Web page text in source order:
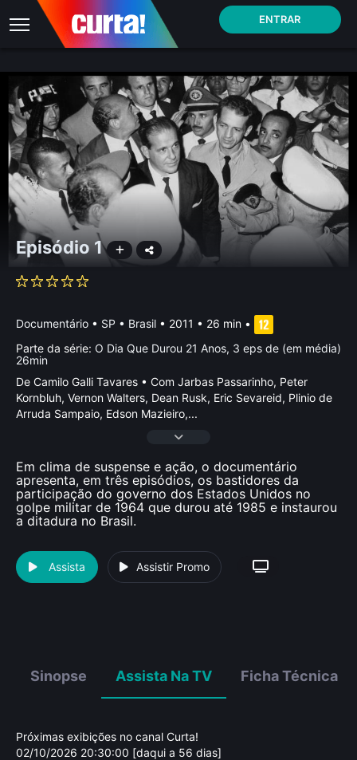
ENTRAR
Episódio 1
Documentário • SP • Brasil • 2011 • 26 min •
Parte da série: O Dia Que Durou 21 Anos, 3 eps de (em média)
26min
De Camilo Galli Tavares • Com Jarbas Passarinho, Peter
Kornbluh, Vernon Walters, Dean Rusk, Eric Sevareid, Plinio de
Arruda Sampaio, Edson Mazieiro,...
Em clima de suspense e ação, o documentário
apresenta, em três episódios, os bastidores da
participação do governo dos Estados Unidos no
golpe militar de 1964 que durou até 1985 e instaurou
a ditadura no Brasil.
Assista Assistir Promo
Sinopse Assista Na TV Ficha Técnica
Próximas exibições no canal Curta!
02/10/2026 20:30:00 [daqui a 56 dias]